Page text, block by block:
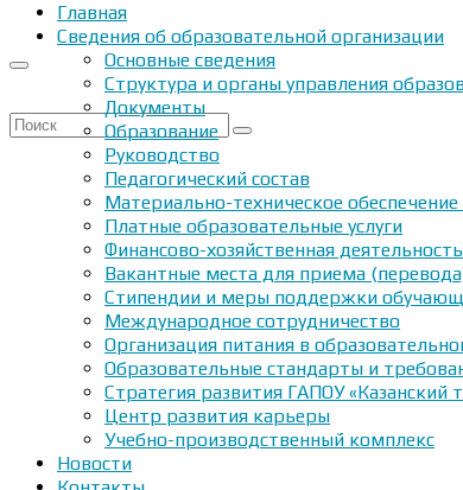
Искать:
Главная
Сведения об образовательной организации
Основные сведения
Структура и органы управления
Документы
Образование
Руководство
Педагогический состав
Материально-техническое
Платные образовательные услуги
Финансово-хозяйственная деятельность
Вакантные места для приема
Стипендии и меры поддержки
Международное сотрудничество
Организация питания в
Образовательные стандарты и
Стратегия развития ГАПОУ «Казанский
Центр развития карьеры
Учебно-производственный комплекс
Новости